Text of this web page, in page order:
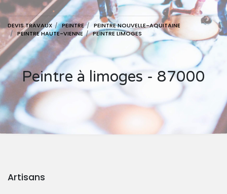
DEVIS TRAVAUX PEINTRE
PEINTRE NOUVELLE-AQUITAINE
PEINTRE HAUTE-VIENNE
PEINTRE LIMOGES
Peintre à limoges - 87000
Artisans